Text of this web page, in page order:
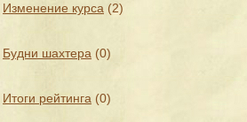
Изменение курса (2)
Будни шахтера (0)
Итоги рейтинга (0)